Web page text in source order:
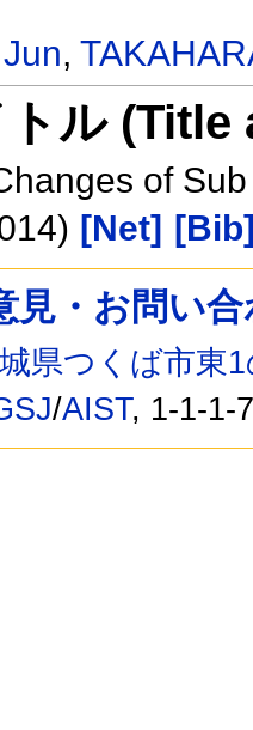
,
ル
of
[Net]
見・お問い
県つくば市東
/AIST, 1-1-1-